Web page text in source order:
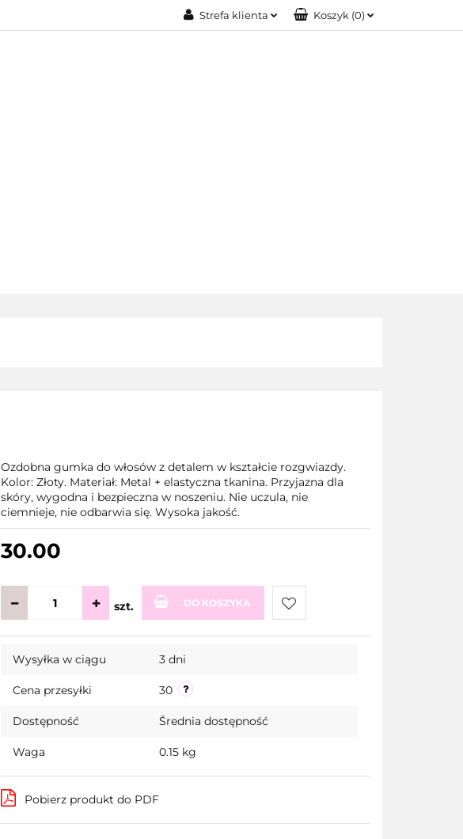
Strefa klienta Koszyk (0)
Ozdobna gumka do włosów z detalem w kształcie rozgwiazdy.
Kolor: Złoty. Materiał: Metal + elastyczna tkanina. Przyjazna dla
skóry, wygodna i bezpieczna w noszeniu. Nie uczula, nie
ciemnieje, nie odbarwia się. Wysoka jakość.
30.00
szt. DO KOSZYKA
Do
Wysyłka w ciągu 3 dni
Cena przesyłki 30
Dostępność Średnia dostępność
Waga 0.15 kg
Pobierz produkt do PDF